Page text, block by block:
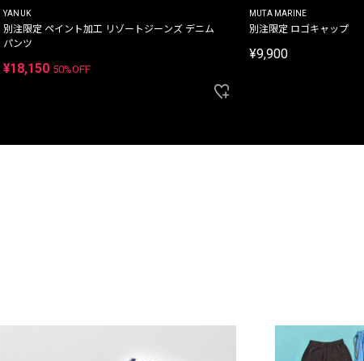
YANUK
別注限定 ペイント加工 リゾートジーンズ デニム
パンツ
¥18,150 50%OFF
MUTA MARINE
別注限定 ロゴキャップ
¥9,900